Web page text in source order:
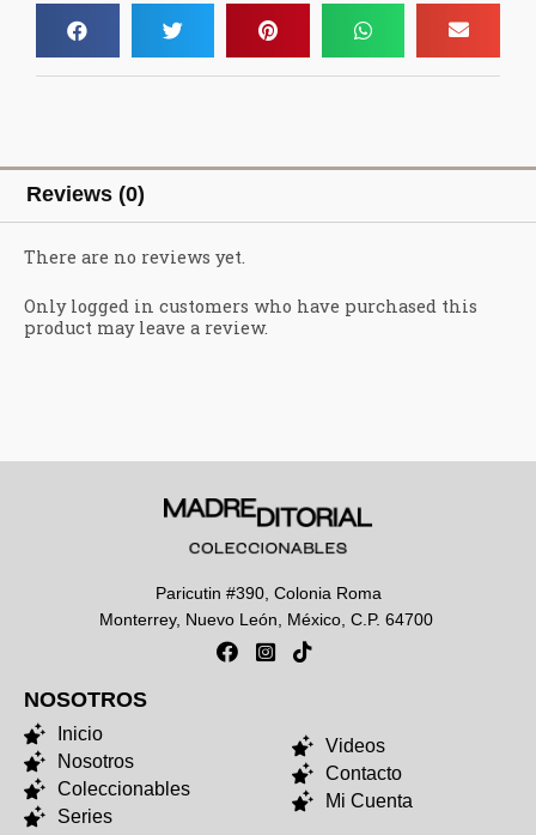
Reviews (0)
There are no reviews yet.
Only logged in customers who have purchased this
product may leave a review.
Paricutin #390, Colonia Roma
Monterrey, Nuevo León, México, C.P. 64700
NOSOTROS
Inicio
Nosotros
Coleccionables
Series
Videos
Contacto
Mi Cuenta